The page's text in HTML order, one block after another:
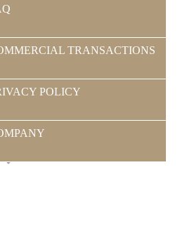
TRANSACTIONS
POLICY